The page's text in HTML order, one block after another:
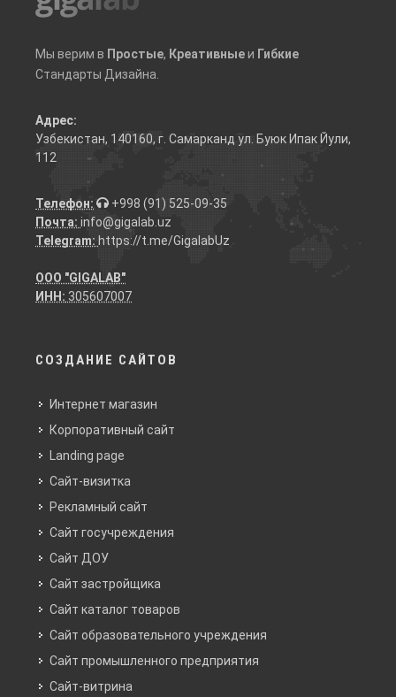
Мы верим в Простые, Креативныеи Гибкие
Стандарты Дизайна.
Адрес:
Узбекистан, 140160, г. Самарканд ул. Буюк Ипак Йули,
112
Телефон:
+998 (91) 525-09-35
Почта: info@gigalab.uz
Telegram: https://t.me/GigalabUz
ООО "GIGALAB"
ИНН: 305607007
СОЗДАНИЕ САЙТОВ
Интернет магазин
Корпоративный сайт
Landing page
Сайт-визитка
Рекламный сайт
Сайт госучреждения
Сайт ДОУ
Сайт застройщика
Сайт каталог товаров
Сайт образовательного учреждения
Сайт промышленного предприятия
Сайт-витрина